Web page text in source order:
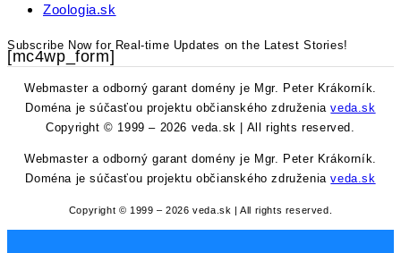
Zoologia.sk
Subscribe Now for Real-time Updates on the Latest Stories!
[mc4wp_form]
Webmaster a odborný garant domény je Mgr. Peter Krákorník.
Doména je súčasťou projektu občianského združeniaveda.sk
Copyright © 1999 – 2026 veda.sk | All rights reserved.
Webmaster a odborný garant domény je Mgr. Peter Krákorník.
Doména je súčasťou projektu občianského združeniaveda.sk
Copyright © 1999 – 2026 veda.sk | All rights reserved.